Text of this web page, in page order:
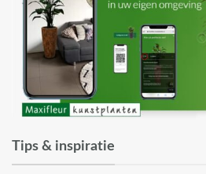
Tips & inspiratie